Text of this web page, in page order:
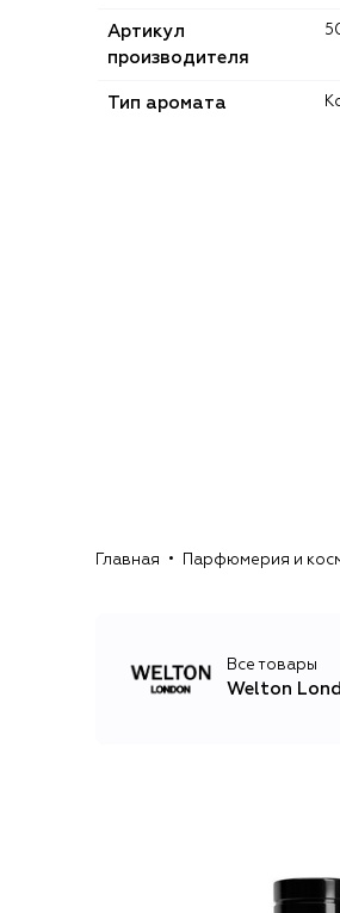
Артикул
производителя
Тип аромата
Главная Парфюмерия и
Все товары
Welton